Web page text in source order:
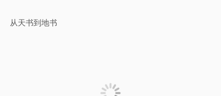
从天书到地书